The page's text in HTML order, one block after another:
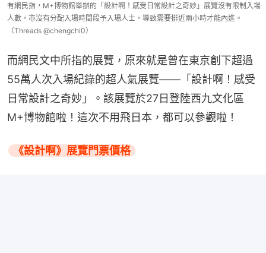
有網民指，M+博物館舉辦的「設計啊！感受日常設計之奇妙」展覽沒有限制入場
人數，亦沒有分配入場時間段予入場人士，導致需要排近兩小時才能內進。
（Threads @chengchi0）
而網民文中所指的展覽，原來就是曾在東京創下超過
55萬人次入場紀錄的超人氣展覽——「設計啊！感受
日常設計之奇妙」。該展覽於27日登陸西九文化區
M+博物館啦！這次不用飛日本，都可以參觀啦！
《設計啊》展覽門票價格